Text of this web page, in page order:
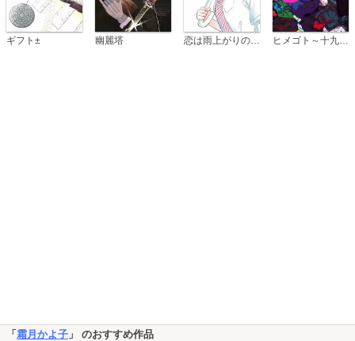
ギフト± 幽麗塔 ヒメゴト～十九歳の制服～
「霜月かよ子 」 のおすすめ作品